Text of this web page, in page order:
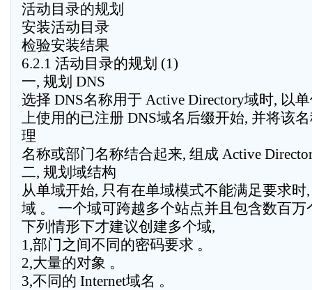
活动目录的规划
安装活动目录
检验安装结果
6.2.1 活动目录的规划 (1)
一, 规划 DNS
选择 DNS名称用于 Active Directory域时, 以
上使用的已注册 DNS域名后缀开始, 并将该
理
名称或部门名称结合起来, 组成 Active
二, 规划域结构
从单域开始, 只有在单域模式不能满足要求时
域 。 一个域可跨越多个站点并且包含数百万
下列情形下才建议创建多个域,
1,部门之间不同的密码要求 。
2,大量的对象 。
3,不同的 Internet域名 。